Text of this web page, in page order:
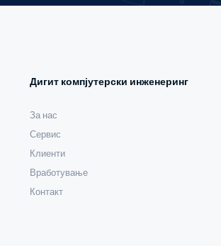
Дигит компјутерски инженеринг
За нас
Сервис
Клиенти
Вработување
Контакт